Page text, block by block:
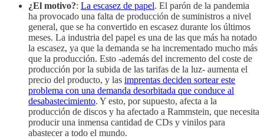
¿El motivo?: La escasez de papel. El parón de la pandemia
ha provocado una falta de producción de suministros a nivel
general, que se ha convertido en escasez durante los últimos
meses. La industria del papel es una de las que más ha notado
la escasez, ya que la demanda se ha incrementado mucho más
que la producción. Esto -además del incremento del coste de
producción por la subida de las tarifas de la luz- aumenta el
precio del producto, y las imprentas deciden sortear este
problema con una demanda desorbitada que conduce al
desabastecimiento. Y esto, por supuesto, afecta a la
producción de discos y ha afectado a Rammstein, que necesita
producir una inmensa cantidad de CDs y vinilos para
abastecer a todo el mundo.